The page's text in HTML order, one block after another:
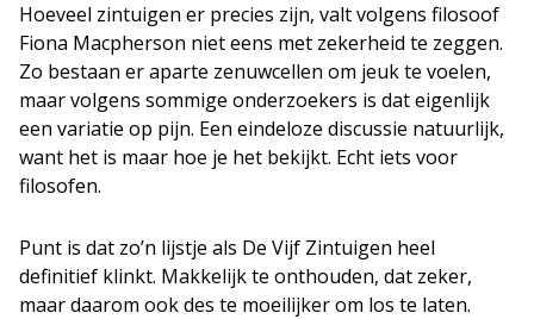
Hoeveel zintuigen er precies zijn, valt volgens filosoof
Fiona Macpherson niet eens met zekerheid te zeggen.
Zo bestaan er aparte zenuwcellen om jeuk te voelen,
maar volgens sommige onderzoekers is dat eigenlijk
een variatie op pijn. Een eindeloze discussie natuurlijk,
want het is maar hoe je het bekijkt. Echt iets voor
filosofen.
Punt is dat zo’n lijstje als De Vijf Zintuigen heel
definitief klinkt. Makkelijk te onthouden, dat zeker,
maar daarom ook des te moeilijker om los te laten.